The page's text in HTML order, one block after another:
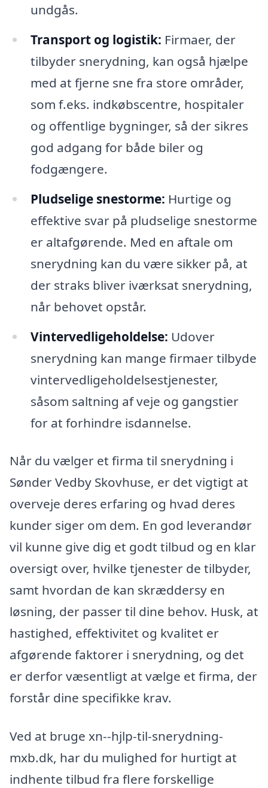
undgås.
Transport og logistik: Firmaer, der
tilbyder snerydning, kan også hjælpe
med at fjerne sne fra store områder,
som f.eks. indkøbscentre, hospitaler
og offentlige bygninger, så der sikres
god adgang for både biler og
fodgængere.
Pludselige snestorme: Hurtige og
effektive svar på pludselige snestorme
er altafgørende. Med en aftale om
snerydning kan du være sikker på, at
der straks bliver iværksat snerydning,
når behovet opstår.
Vintervedligeholdelse: Udover
snerydning kan mange firmaer tilbyde
vintervedligeholdelsestjenester,
såsom saltning af veje og gangstier
for at forhindre isdannelse.
Når du vælger et firma til snerydning i
Sønder Vedby Skovhuse, er det vigtigt at
overveje deres erfaring og hvad deres
kunder siger om dem. En god leverandør
vil kunne give dig et godt tilbud og en klar
oversigt over, hvilke tjenester de tilbyder,
samt hvordan de kan skræddersy en
løsning, der passer til dine behov. Husk, at
hastighed, effektivitet og kvalitet er
afgørende faktorer i snerydning, og det
er derfor væsentligt at vælge et firma, der
forstår dine specifikke krav.
Ved at bruge xn--hjlp-til-snerydning-
mxb.dk, har du mulighed for hurtigt at
indhente tilbud fra flere forskellige